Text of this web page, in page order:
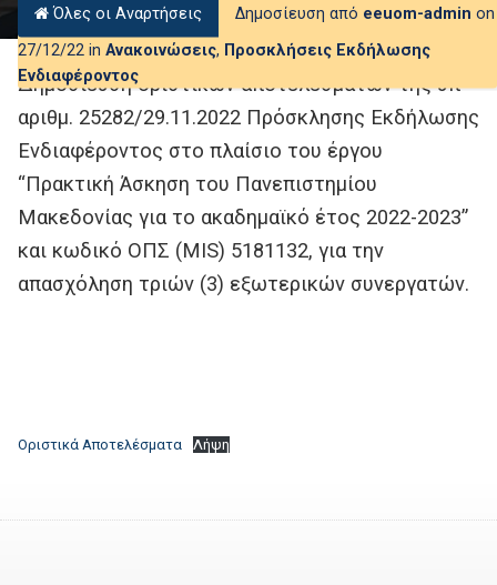
Όλες οι Αναρτήσεις Δημοσίευση από eeuom-admin on
27/12/22 in Ανακοινώσεις, Προσκλήσεις Εκδήλωσης
Ενδιαφέροντος
Δημοσίευση οριστικών αποτελεσμάτων της υπ’
αριθμ. 25282/29.11.2022 Πρόσκλησης Εκδήλωσης
Ενδιαφέροντος στο πλαίσιο του έργου
“Πρακτική Άσκηση του Πανεπιστημίου
Μακεδονίας για το ακαδημαϊκό έτος 2022-2023”
και κωδικό ΟΠΣ (MIS) 5181132, για την
απασχόληση τριών (3) εξωτερικών συνεργατών.
Οριστικά Αποτελέσματα Λήψη